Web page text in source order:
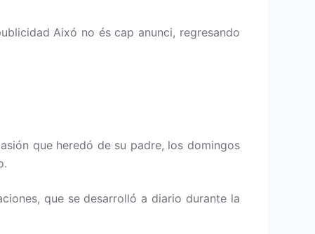
Aixó no és cap anunci, regresando
que heredó de su padre, los domingos
que se desarrolló a diario durante la